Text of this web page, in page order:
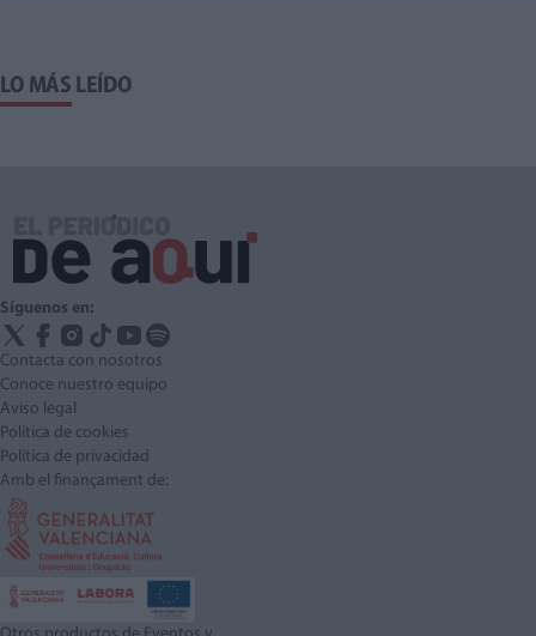
LO MÁS LEÍDO
Síguenos en:
Contacta con nosotros
Conoce nuestro equipo
Aviso legal
Política de cookies
Política de privacidad
Amb el finançament de: